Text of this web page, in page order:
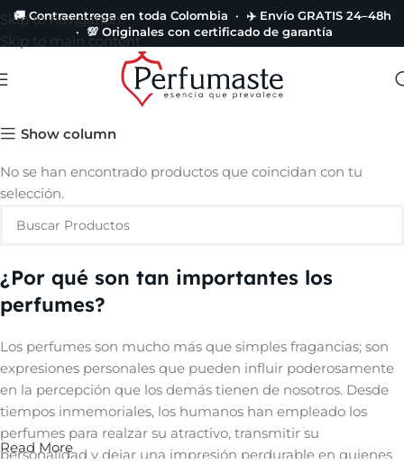
🚚 Contraentrega en toda Colombia · ✈️ Envío GRATIS 24–48h
· 💯 Originales con certificado de garantía
Skip to navigation
Skip to main content
Salvador Dalí
Show column
No se han encontrado productos que coincidan con tu
selección.
¿Por qué son tan importantes los
perfumes?
Los perfumes son mucho más que simples fragancias; son
expresiones personales que pueden influir poderosamente
en la percepción que los demás tienen de nosotros. Desde
tiempos inmemoriales, los humanos han empleado los
perfumes para realzar su atractivo, transmitir su
personalidad y dejar una impresión perdurable en quienes
Read More